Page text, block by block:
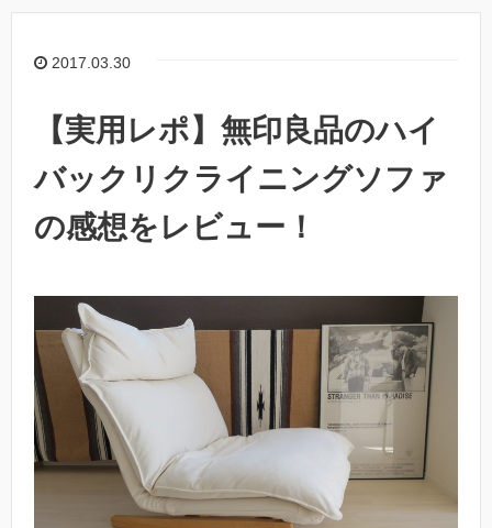
2017.03.30
【実用レポ】無印良品のハイ
バックリクライニングソファ
の感想をレビュー！